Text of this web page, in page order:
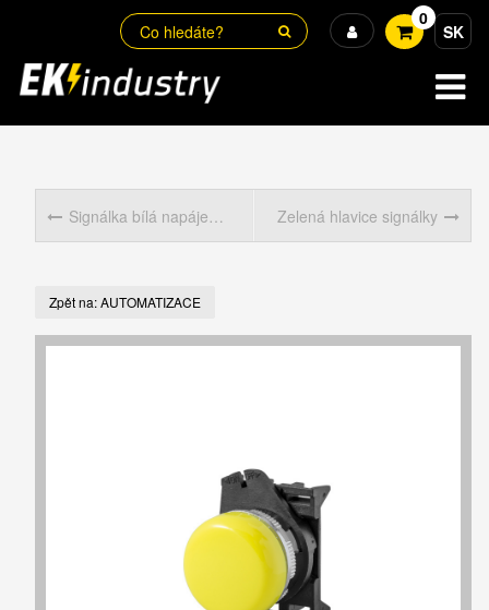
SK
0
Signálka bílá napájení 220V AC Zelená hlavice signálky
Zpět na: AUTOMATIZACE